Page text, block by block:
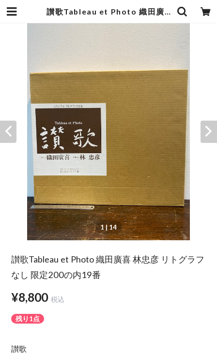
讃歌Tableau et Photo 織田廣喜 林忠彦 リトグラフなし 限定200の内19番 | zbooks
1| 14
讃歌Tableau et Photo 織田廣喜 林忠彦 リトグラフ
なし 限定200の内19番
¥8,800 税込
残り1点
讃歌